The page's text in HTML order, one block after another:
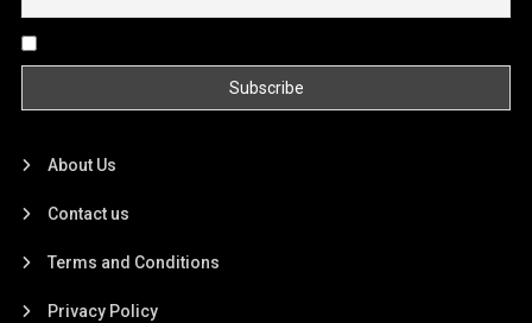
About Us
Contact us
Terms and Conditions
Privacy Policy